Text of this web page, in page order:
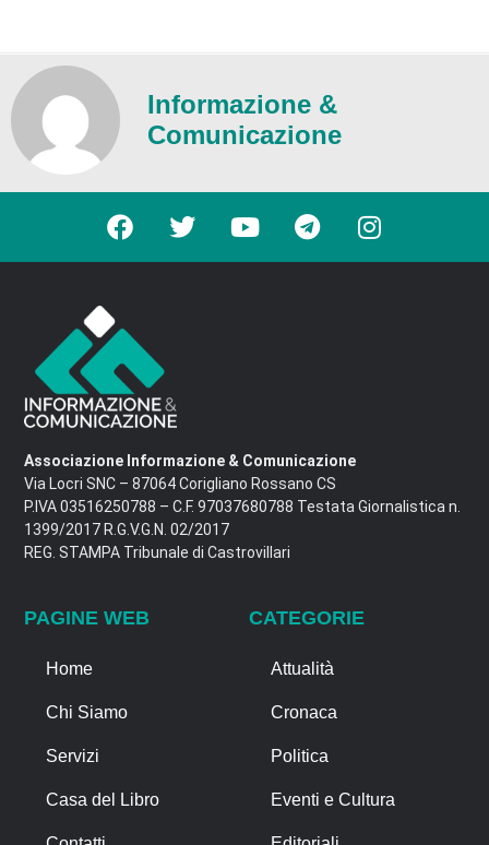
Informazione &
Comunicazione
Associazione Informazione & Comunicazione
Via Locri SNC – 87064 Corigliano Rossano CS
P.IVA 03516250788 – C.F. 97037680788 Testata Giornalistica n.
1399/2017 R.G.V.G.N. 02/2017
REG. STAMPA Tribunale di Castrovillari
PAGINE WEB
Home
Chi Siamo
Servizi
Casa del Libro
CATEGORIE
Attualità
Cronaca
Politica
Eventi e Cultura